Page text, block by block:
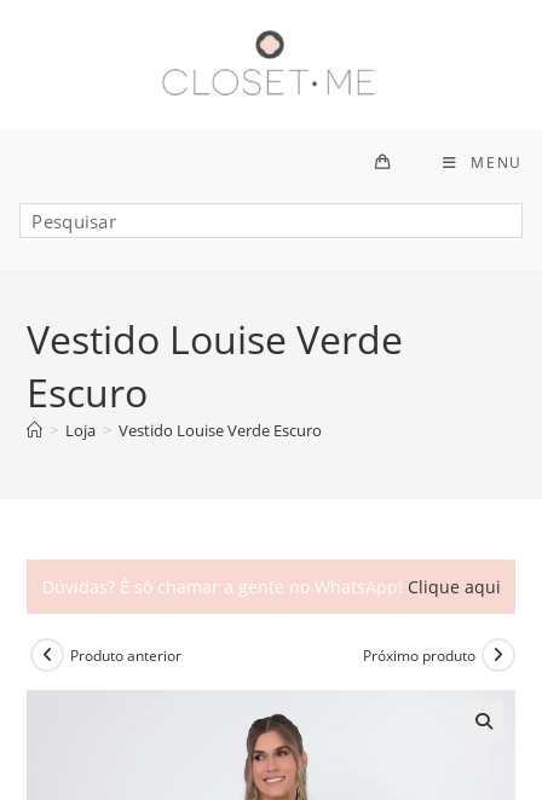
MENU
Vestido Louise Verde
Escuro
> Loja > Vestido Louise Verde Escuro
Dúvidas? É só chamar a gente no WhatsApp! Clique aqui
Produto anterior Próximo produto